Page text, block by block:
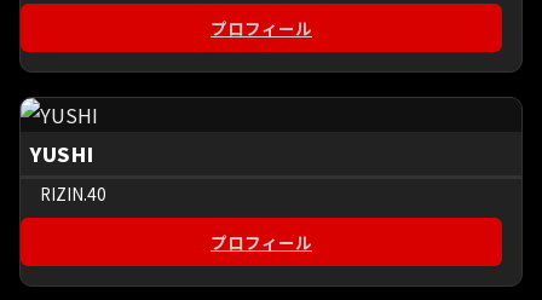
プロフィール
YUSHI
RIZIN.40
プロフィール